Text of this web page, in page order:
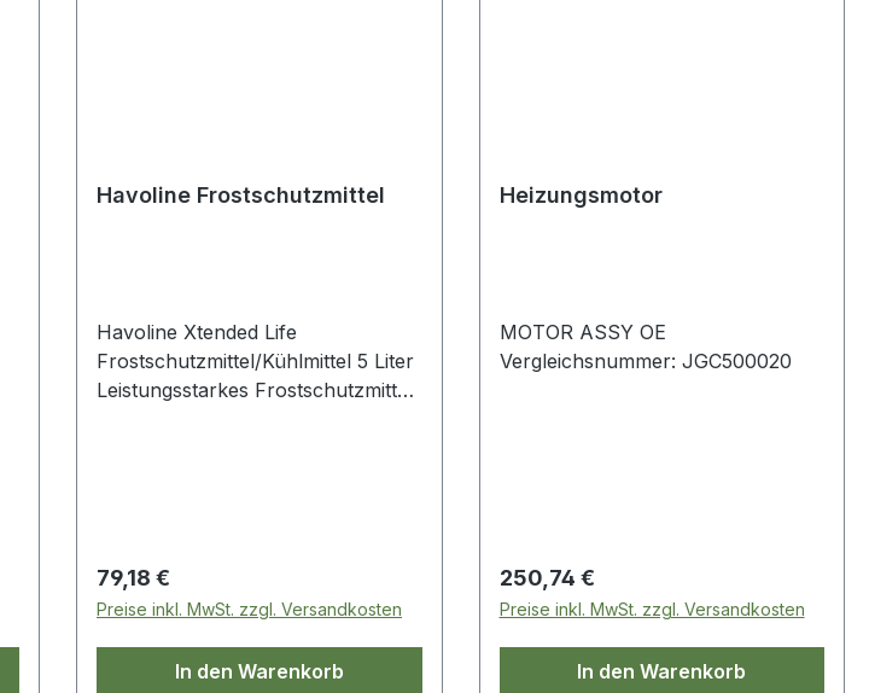
Havoline Frostschutzmittel
Havoline Xtended Life
Frostschutzmittel/Kühlmittel 5 Liter
Leistungsstarkes Frostschutzmittel
Automobilmotoren mit verbesserte
Wärmeübertragungsleistung
Kavitationsbeständigkeit
Langlebiger Schutz des
Kühlsystems
Regulärer Preis:
79,18 €
Preise inkl. MwSt. zzgl. Versandkosten
In den Warenkorb
Heizungsmotor
MOTOR ASSY OE
Vergleichsnummer: JGC500020
Regulärer Preis:
250,74 €
Preise inkl. MwSt. zzgl. Versandkosten
In den Warenkorb